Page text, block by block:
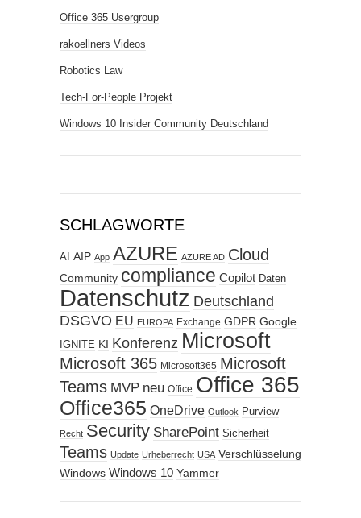
Office 365 Usergroup
rakoellners Videos
Robotics Law
Tech-For-People Projekt
Windows 10 Insider Community Deutschland
SCHLAGWORTE
AI AIP App AZURE AZURE AD Cloud
Community compliance Copilot Daten
Datenschutz Deutschland
DSGVO EU EUROPA Exchange GDPR Google
IGNITE KI Konferenz Microsoft
Microsoft 365 Microsoft365 Microsoft
Teams MVP neu Office Office 365
Office365 OneDrive Outlook Purview
Recht Security SharePoint Sicherheit
Teams Update Urheberrecht USA Verschlüsselung
Windows Windows 10 Yammer